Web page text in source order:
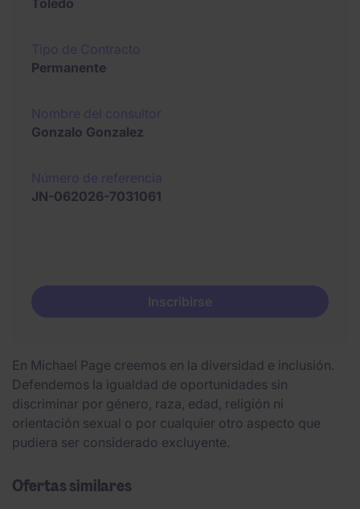
Toledo
Permanente
Gonzalo Gonzalez
JN-062026-7031061
Inscribirse
En Michael Page creemos en la diversidad e inclusión.
Defendemos la igualdad de oportunidades sin
discriminar por género, raza, edad, religión ni
orientación sexual o por cualquier otro aspecto que
pudiera ser considerado excluyente.
Ofertas similares